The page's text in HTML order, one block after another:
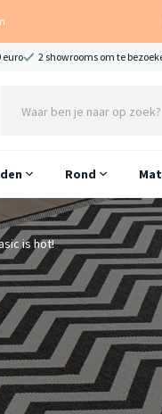
euro 2 showrooms om te
Rond
is hot!